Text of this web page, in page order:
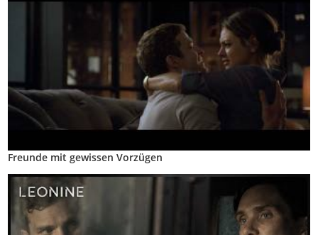
Freunde mit gewissen Vorzügen